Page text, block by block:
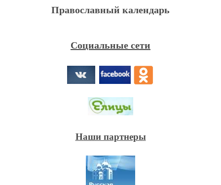
Православный календарь
Социальные сети
Наши партнеры